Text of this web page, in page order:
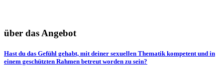
über das Angebot
Hast du das Gefühl gehabt, mit deiner sexuellen Thematik kompetent und in
einem geschützten Rahmen betreut worden zu sein?